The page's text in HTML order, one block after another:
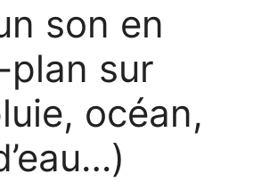
son en
sur
océan,